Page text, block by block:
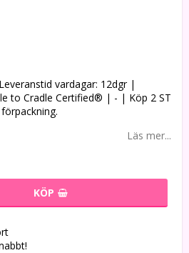
vardagar: 12dgr |
to Cradle Certified® | - | Köp 2 ST
Läs mer...
KÖP